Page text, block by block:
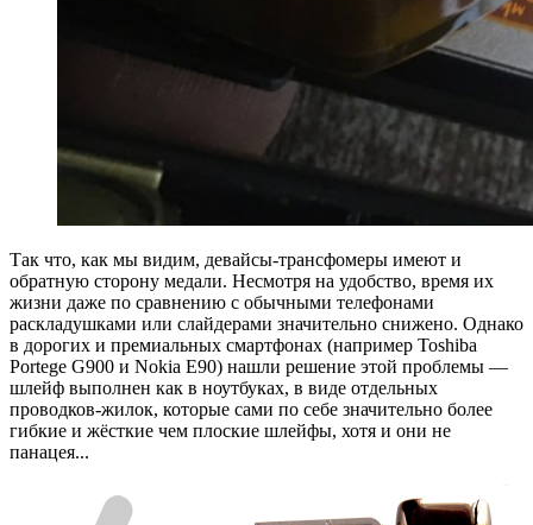
Так что, как мы видим, девайсы-трансфомеры имеют и
обратную сторону медали. Несмотря на удобство, время их
жизни даже по сравнению с обычными телефонами
раскладушками или слайдерами значительно снижено. Однако
в дорогих и премиальных смартфонах (например Toshiba
Portege G900 и Nokia E90) нашли решение этой проблемы —
шлейф выполнен как в ноутбуках, в виде отдельных
проводков-жилок, которые сами по себе значительно более
гибкие и жёсткие чем плоские шлейфы, хотя и они не
панацея...